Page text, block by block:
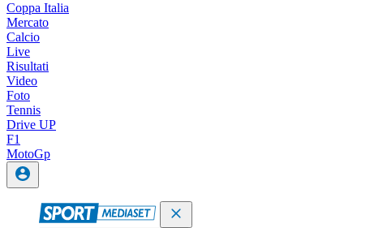
Coppa Italia
Mercato
Calcio
Live
Risultati
Video
Foto
Tennis
Drive UP
F1
MotoGp